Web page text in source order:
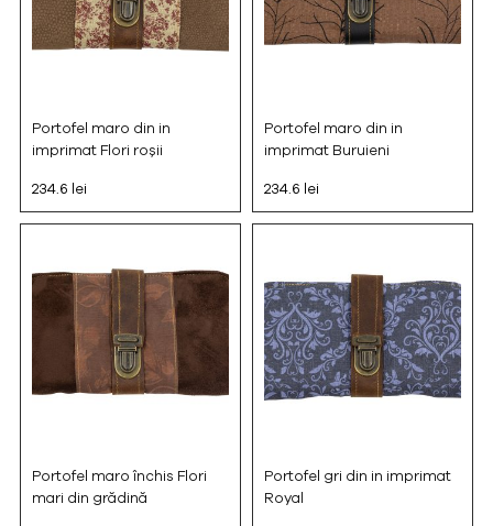
Portofel maro din in
imprimat Flori roșii
234.6 lei
Portofel maro din in
imprimat Buruieni
234.6 lei
Portofel maro închis Flori
mari din grădină
Portofel gri din in imprimat
Royal